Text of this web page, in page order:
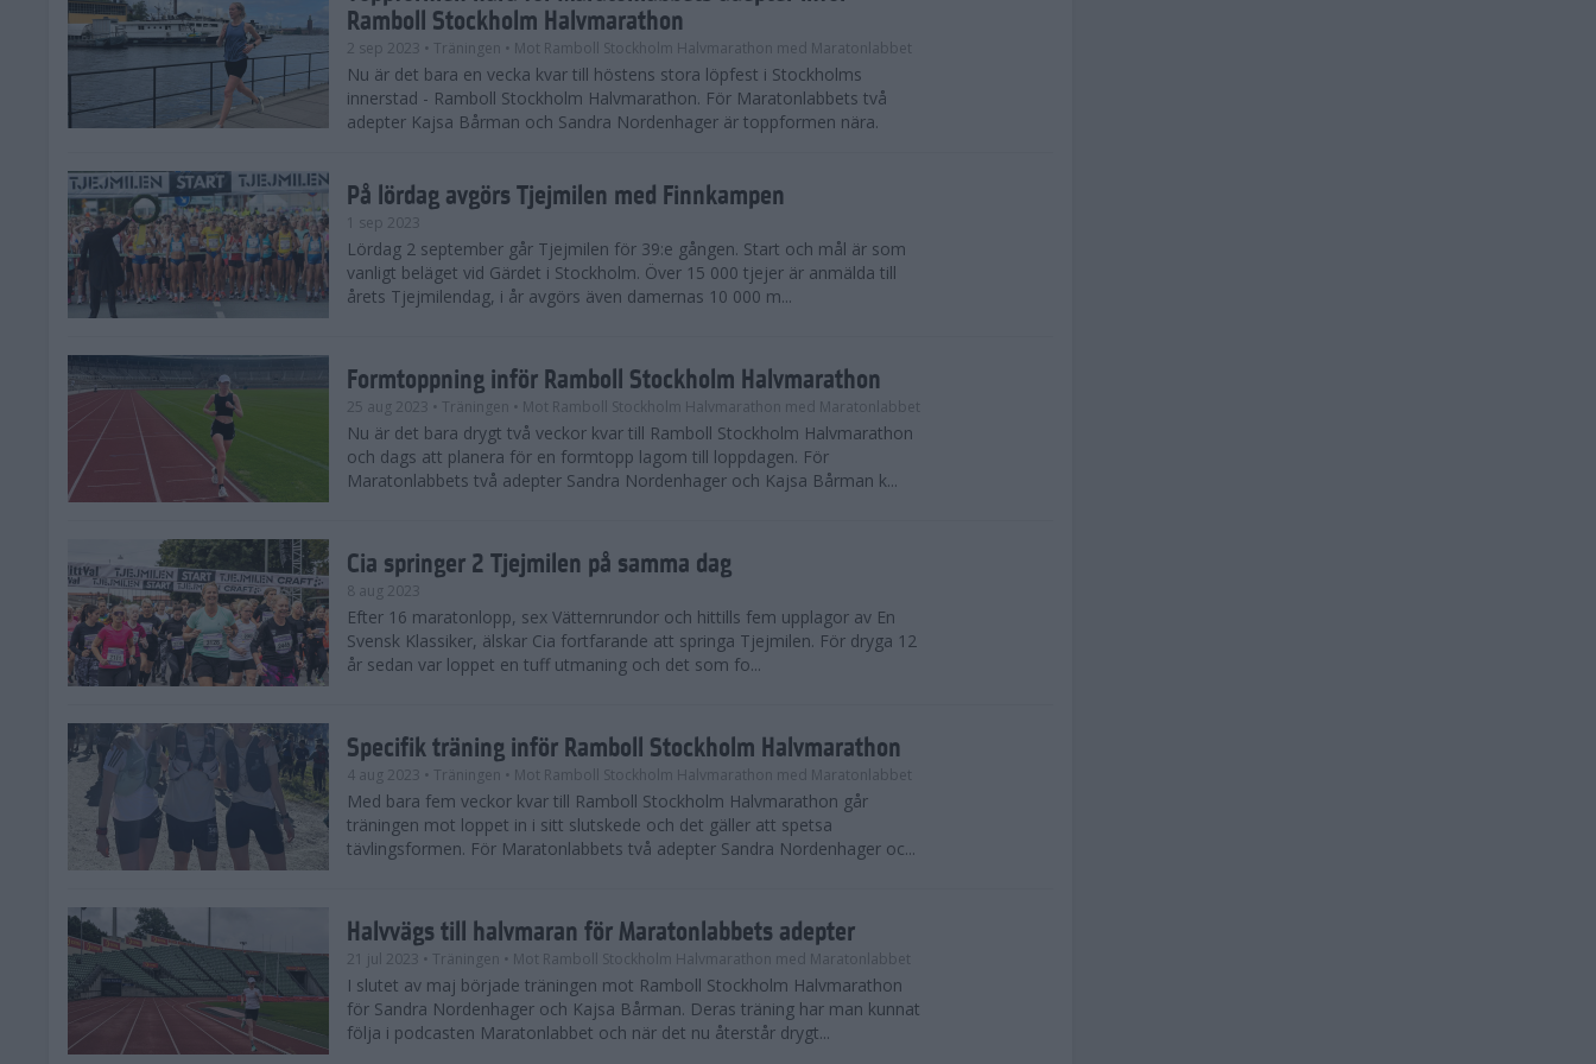
Ramboll Stockholm Halvmarathon
2 sep 2023 • Träningen • Mot Ramboll Stockholm Halvmarathon med Maratonlabbet
Nu är det bara en vecka kvar till höstens stora löpfest i Stockholms
innerstad - Ramboll Stockholm Halvmarathon. För Maratonlabbets två
adepter Kajsa Bårman och Sandra Nordenhager är toppformen nära.
På lördag avgörs Tjejmilen med Finnkampen
1 sep 2023
Lördag 2 september går Tjejmilen för 39:e gången. Start och mål är som
vanligt beläget vid Gärdet i Stockholm. Över 15 000 tjejer är anmälda till
årets Tjejmilendag, i år avgörs även damernas 10 000 m...
Formtoppning inför Ramboll Stockholm Halvmarathon
25 aug 2023 • Träningen • Mot Ramboll Stockholm Halvmarathon med Maratonlabbet
Nu är det bara drygt två veckor kvar till Ramboll Stockholm Halvmarathon
och dags att planera för en formtopp lagom till loppdagen. För
Maratonlabbets två adepter Sandra Nordenhager och Kajsa Bårman k...
Cia springer 2 Tjejmilen på samma dag
8 aug 2023
Efter 16 maratonlopp, sex Vätternrundor och hittills fem upplagor av En
Svensk Klassiker, älskar Cia fortfarande att springa Tjejmilen. För dryga 12
år sedan var loppet en tuff utmaning och det som fo...
Specifik träning inför Ramboll Stockholm Halvmarathon
4 aug 2023 • Träningen • Mot Ramboll Stockholm Halvmarathon med Maratonlabbet
Med bara fem veckor kvar till Ramboll Stockholm Halvmarathon går
träningen mot loppet in i sitt slutskede och det gäller att spetsa
tävlingsformen. För Maratonlabbets två adepter Sandra Nordenhager oc...
Halvvägs till halvmaran för Maratonlabbets adepter
21 jul 2023 • Träningen • Mot Ramboll Stockholm Halvmarathon med Maratonlabbet
I slutet av maj började träningen mot Ramboll Stockholm Halvmarathon
för Sandra Nordenhager och Kajsa Bårman. Deras träning har man kunnat
följa i podcasten Maratonlabbet och när det nu återstår drygt...